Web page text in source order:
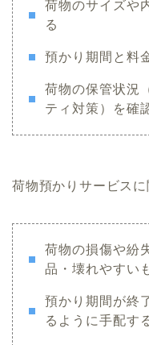
荷物のサイズや
る
預かり期間と料
荷物の保管状況
ティ対策）を確
荷物預かりサービス
荷物の損傷や紛
品・壊れやすい
預かり期間が終
るように手配す